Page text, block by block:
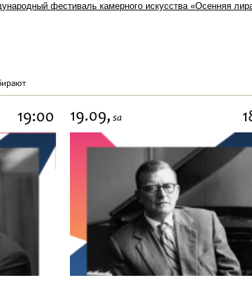
фестиваль камерного искусства «Осенняя
19:00 19.09, sa